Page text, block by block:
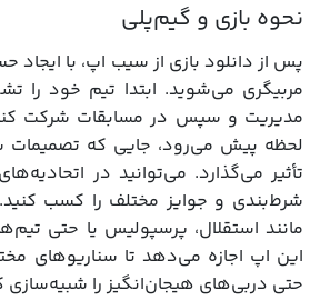
نحوه بازی و گیم‌پلی
پس از دانلود بازی از سیب اپ، با ایجاد
مربیگری می‌شوید. ابتدا تیم خود را
مدیریت و سپس در مسابقات شرکت
لحظه پیش می‌رود، جایی که تصمیمات
تأثیر می‌گذارد. می‌توانید در
شرط‌بندی و جوایز مختلف را کسب
مانند استقلال، پرسپولیس یا حتی
این اپ اجازه می‌دهد تا سناریوهای
حتی دربی‌های هیجان‌انگیز را شبیه‌سازی